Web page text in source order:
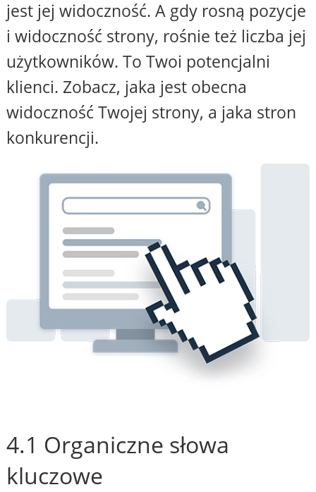
jest jej widoczność. A gdy rosną pozycje
i widoczność strony, rośnie też liczba jej
użytkowników. To Twoi potencjalni
klienci. Zobacz, jaka jest obecna
widoczność Twojej strony, a jaka stron
konkurencji.
4.1 Organiczne słowa
kluczowe